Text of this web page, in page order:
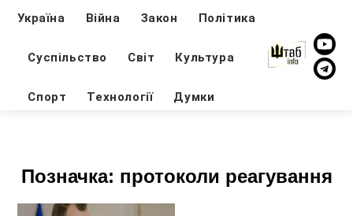
Україна Війна Закон Політика
Суспільство Світ Культура
Спорт Технології Думки
Позначка: протоколи реагування